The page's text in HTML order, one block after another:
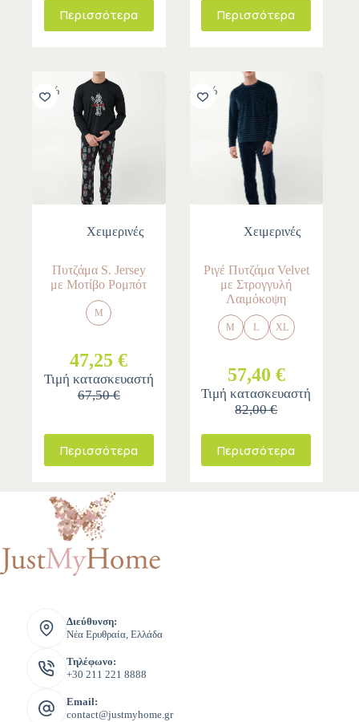
Περισσότερα Περισσότερα
-30%
Χειμερινές
Πυτζάμα S. Jersey
με Μοτίβο Ρομπότ
M
47,25 €
Τιμή κατασκευαστή
67,50 €
Περισσότερα
-30%
Χειμερινές
Ριγέ Πυτζάμα Velvet
με Στρογγυλή
Λαιμόκοψη
M L XL
57,40 €
Τιμή κατασκευαστή
82,00 €
Περισσότερα
Διεύθυνση:
Νέα Ερυθραία, Ελλάδα
Τηλέφωνο:
+30 211 221 8888
Email:
contact@justmyhome.gr